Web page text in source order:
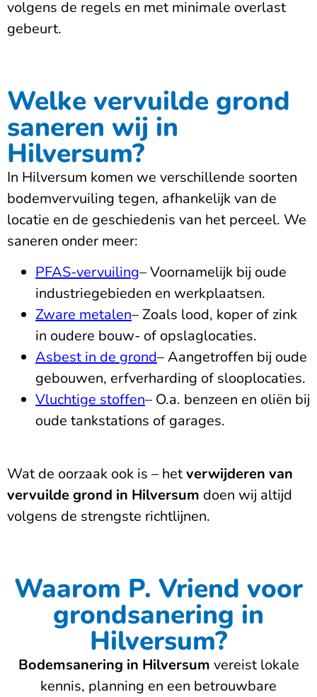
volgens de regels en met minimale overlast
gebeurt.
Welke vervuilde grond
saneren wij in
Hilversum?
In Hilversum komen we verschillende soorten
bodemvervuiling tegen, afhankelijk van de
locatie en de geschiedenis van het perceel. We
saneren onder meer:
PFAS-vervuiling– Voornamelijk bij oude
industriegebieden en werkplaatsen.
Zware metalen– Zoals lood, koper of zink
in oudere bouw- of opslaglocaties.
Asbest in de grond– Aangetroffen bij oude
gebouwen, erfverharding of slooplocaties.
Vluchtige stoffen– O.a. benzeen en oliën bij
oude tankstations of garages.
Wat de oorzaak ook is – hetverwijderen van
vervuilde grond in Hilversum doen wij altijd
volgens de strengste richtlijnen.
Waarom P. Vriend voor
grondsanering in
Hilversum?
Bodemsanering in Hilversum vereist lokale
kennis, planning en een betrouwbare